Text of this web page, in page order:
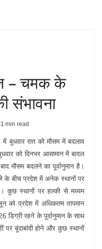
– चमक के
संभावना
1 min read
बुधवार रात को मौसम में बदलाव
को दिनभर आसामान में बादल
मौसम बदलने का पूर्वानुमान है।
के बीच प्रदेश में अनेक स्थानों पर
कुछ स्थानों पर हल्की से मध्यम
को प्रदेश में अधिकतम तापमान
डिग्री रहने के पूर्वानुमान के साथ
बूंदाबांदी होने और कुछ स्थानों